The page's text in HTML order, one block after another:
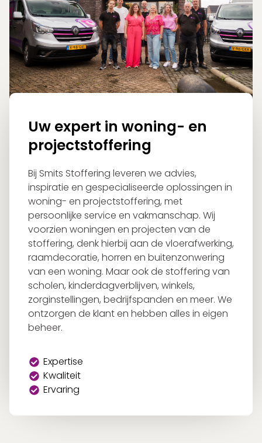
Uw expert in woning- en
projectstoffering
Bij Smits Stoffering leveren we advies,
inspiratie en gespecialiseerde oplossingen in
woning- en projectstoffering, met
persoonlijke service en vakmanschap. Wij
voorzien woningen en projecten van de
stoffering, denk hierbij aan de vloerafwerking,
raamdecoratie, horren en buitenzonwering
van een woning. Maar ook de stoffering van
scholen, kinderdagverblijven, winkels,
zorginstellingen, bedrijfspanden en meer. We
ontzorgen de klant en hebben alles in eigen
beheer.
Expertise
Kwaliteit
Ervaring